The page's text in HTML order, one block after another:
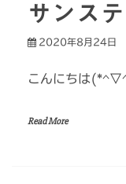
サンス
2020年8月24日
こんにちは
Read More